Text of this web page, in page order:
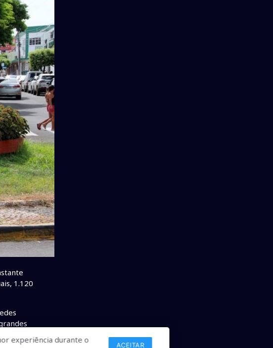
1.120
experiência durante o
ACEITAR